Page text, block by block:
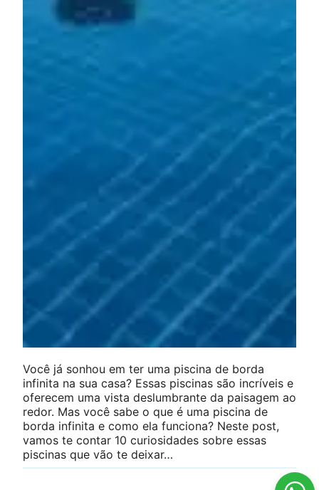
Você já sonhou em ter uma piscina de borda
infinita na sua casa? Essas piscinas são incríveis e
oferecem uma vista deslumbrante da paisagem ao
redor. Mas você sabe o que é uma piscina de
borda infinita e como ela funciona? Neste post,
vamos te contar 10 curiosidades sobre essas
piscinas que vão te deixar…